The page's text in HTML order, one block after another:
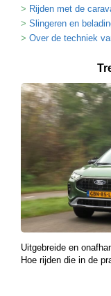
Rijden met de
Slingeren en
Over de techniek
Uitgebreide en
Hoe rijden die in de